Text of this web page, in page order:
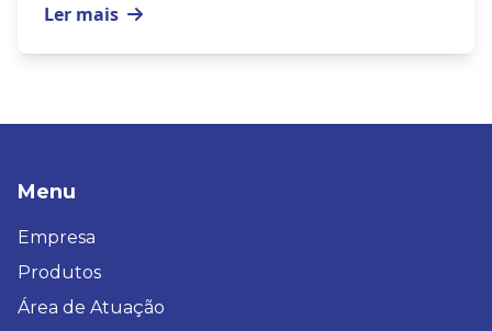
Ler mais
Menu
Empresa
Produtos
Área de Atuação